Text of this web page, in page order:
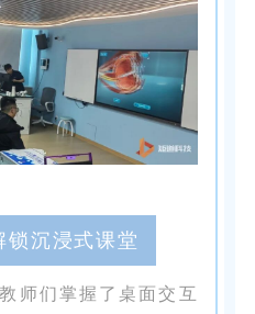
锁沉浸式课堂
师们掌握了桌面交互